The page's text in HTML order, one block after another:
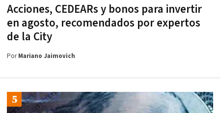
Acciones, CEDEARs y bonos para invertir
en agosto, recomendados por expertos
de la City
PorMariano Jaimovich